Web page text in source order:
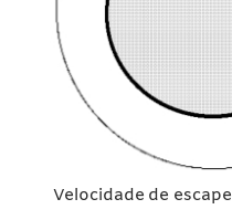
Velocidade de escape